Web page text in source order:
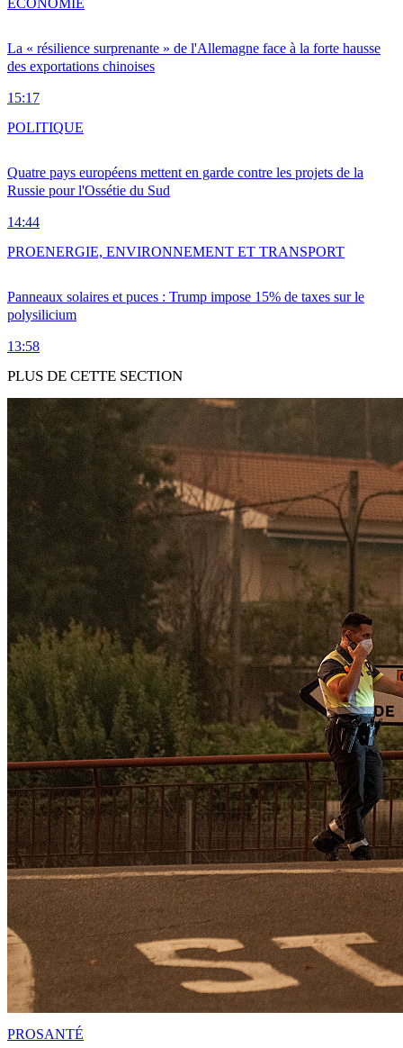
La « résilience surprenante » de l'Allemagne face à la forte hausse
des exportations chinoises
15:17
Quatre pays européens mettent en garde contre les projets de la
Russie pour l'Ossétie du Sud
14:44
POLITIQUE
Panneaux solaires et puces : Trump impose 15% de taxes sur le
polysilicium
13:58
PROENERGIE, ENVIRONNEMENT ET TRANSPORT
PLUS DE CETTE SECTION
PROSANTÉ